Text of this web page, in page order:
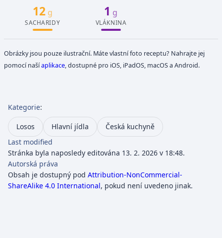
12g
SACHARIDY
1 g
VLÁKNINA
Obrázky jsou pouze ilustrační. Máte vlastní foto receptu? Nahrajte jej
pomocí našíaplikace, dostupné pro iOS, iPadOS, macOS a Android.
Kategorie:
Losos Hlavní jídla
Česká kuchyně
Last modified
Stránka byla naposledy editována 13. 2. 2026 v 18:48.
Autorská práva
Obsah je dostupný pod Attribution-NonCommercial-
ShareAlike 4.0 International, pokud není uvedeno jinak.